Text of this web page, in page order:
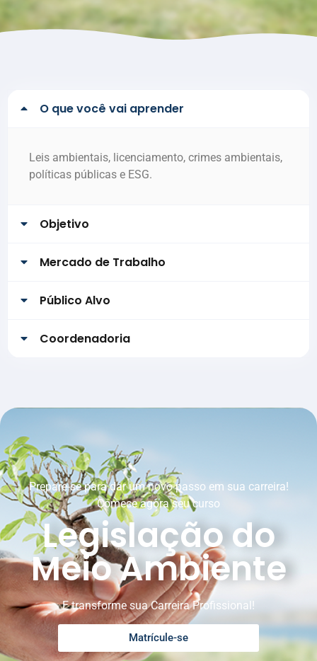
O que você vai aprender
Leis ambientais, licenciamento, crimes ambientais,
políticas públicas e ESG.
Objetivo
Mercado de Trabalho
Público Alvo
Coordenadoria
Prepare-se para dar um novo passo em sua carreira!
Comece agora seu curso
Legislação do
Meio Ambiente
E transforme sua Carreira Profissional!
Matrícule-se